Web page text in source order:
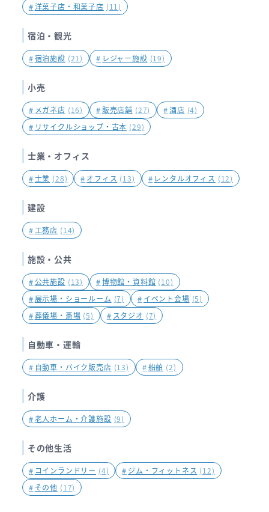
#洋菓子店・和菓子店 (11)
宿泊・観光
#宿泊施設 (21) # レジャー施設 (19)
小売
# メガネ店 (16) # 販売店舗 (27) #酒店 (4)
# リサイクルショップ・古本 (29)
士業・オフィス
#士業 (28) # オフィス (13) # レンタルオフィス (12)
建設
# 工務店 (14)
施設・公共
#公共施設 (13) #博物館・資料館 (10)
# 展示場・ショールーム (7) # イベント会場 (5)
#葬儀場・斎場 (5) # スタジオ (7)
自動車・運輸
# 自動車・バイク販売店 (13) #船舶 (2)
介護
#老人ホーム・介護施設 (9)
その他生活
# コインランドリー (4) # ジム・フィットネス (12)
# その他 (17)